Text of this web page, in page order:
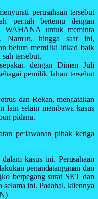
perusahaan tersebut
pernah bertemu dengan
WAHANA untuk meminta
Namun, hingga saat ini,
belum memiliki itikad baik
tersebut.
dengan Dimen Juli
pemilik lahan tersebut
dan Rekan, mengatakan
lain selain membawa kasus
pidana.
perlawanan pihak ketiga
kasus ini. Perusahaan
penandatanganan dan
berpegang surat SKT dan
selama ini. Padahal, kliennya